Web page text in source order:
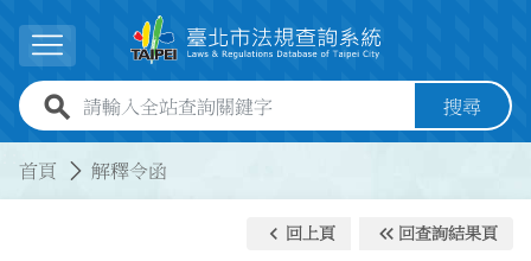
展開選單
全站查詢關鍵字欄位 搜尋
首頁 解釋令函
keyboard_arrow_left 回上頁 keyboard_double_arrow_left 回查詢結果頁